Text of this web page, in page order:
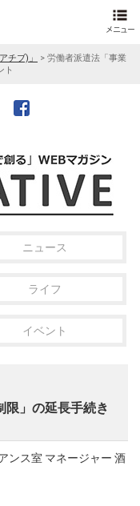
チブ)」 > 労働者派遣法「事業
ト
ニュース
ライフ
イベント
限」の延長手続き
ンス室 マネージャー 酒